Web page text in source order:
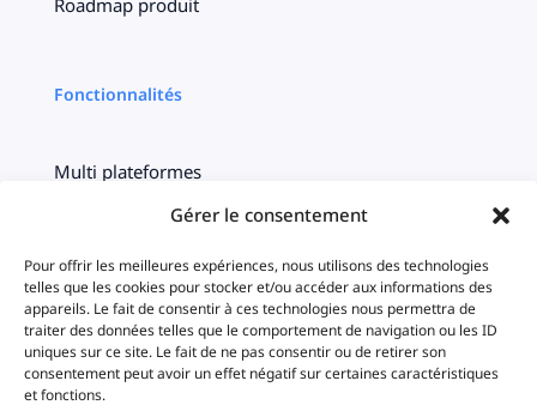
Gérer le consentement
Pour offrir les meilleures expériences, nous utilisons des technologies
telles que les cookies pour stocker et/ou accéder aux informations des
appareils. Le fait de consentir à ces technologies nous permettra de
traiter des données telles que le comportement de navigation ou les ID
uniques sur ce site. Le fait de ne pas consentir ou de retirer son
consentement peut avoir un effet négatif sur certaines caractéristiques
et fonctions.
Roadmap produit
Fonctionnalités
Multi plateformes
Ciblage
Timeline
Statistiques